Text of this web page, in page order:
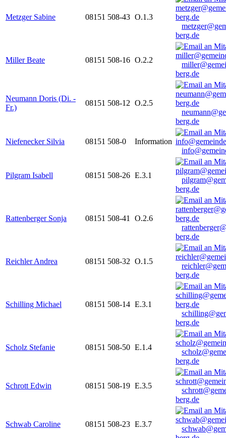
Metzger Sabine 08151 508-43 O.1.3
berg.de
Miller Beate 08151 508-16 O.2.2
berg.de
Neumann Doris (Di. -
Fr.)
08151 508-12 O.2.5
berg.de
Niefenecker Silvia 08151 508-0
Information
Pilgram Isabell 08151 508-26 E.3.1
berg.de
Rattenberger Sonja 08151 508-41
O.2.6
berg.de
Reichler Andrea 08151 508-32 O.1.5
berg.de
Schilling Michael 08151 508-14 E.3.1
berg.de
Scholz Stefanie 08151 508-50 E.1.4
berg.de
Schrott Edwin 08151 508-19 E.3.5
berg.de
Schwab Caroline 08151 508-23 E.3.7